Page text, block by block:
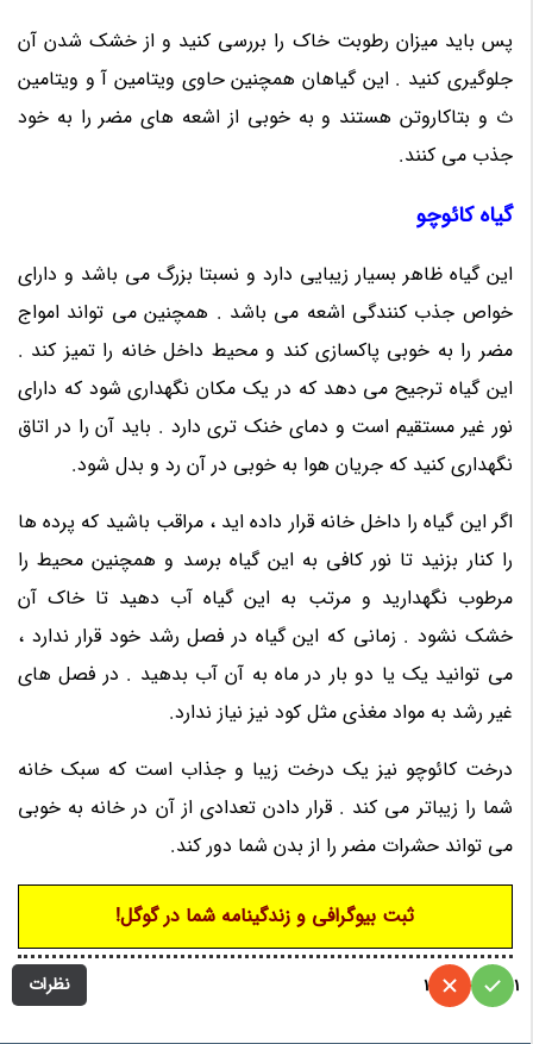
پس باید میزان رطوبت خاک را بررسی کنید و از خشک شدن آن
جلوگیری کنید . این گیاهان همچنین حاوی ویتامین آ و ویتامین
ث و بتاکاروتن هستند و به خوبی از اشعه های مضر را به خود
جذب می کنند.
گیاه کائوچو
این گیاه ظاهر بسیار زیبایی دارد و نسبتا بزرگ می باشد و دارای
خواص جذب کنندگی اشعه می باشد . همچنین می تواند امواج
مضر را به خوبی پاکسازی کند و محیط داخل خانه را تمیز کند .
این گیاه ترجیح می دهد که در یک مکان نگهداری شود که دارای
نور غیر مستقیم است و دمای خنک تری دارد . باید آن را در اتاق
نگهداری کنید که جریان هوا به خوبی در آن رد و بدل شود.
اگر این گیاه را داخل خانه قرار داده اید ، مراقب باشید که پرده ها
را کنار بزنید تا نور کافی به این گیاه برسد و همچنین محیط را
مرطوب نگهدارید و مرتب به این گیاه آب دهید تا خاک آن
خشک نشود . زمانی که این گیاه در فصل رشد خود قرار ندارد ،
می توانید یک یا دو بار در ماه به آن آب بدهید . در فصل های
غیر رشد به مواد مغذی مثل کود نیز نیاز ندارد.
درخت کائوچو نیز یک درخت زیبا و جذاب است که سبک خانه
شما را زیباتر می کند . قرار دادن تعدادی از آن در خانه به خوبی
می تواند حشرات مضر را از بدن شما دور کند.
ثبت بیوگرافی و زندگینامه شما در گوگل!
نظرات 1
1